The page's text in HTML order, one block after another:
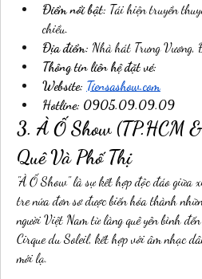
Điểm nổi bật: Tái hiện truyền
chiều.
Địa điểm: Nhà hát Trưng Vương,
Thông tin liên hệ đặt vé:
Website: Tiensashow.com
Hotline: 0905.09.09.09
3. À Ố Show (TP.HCM
Quê Và Phố Thị
"À Ố Show" là sự kết hợp độc đáo giữa
tre nứa đơn sơ được biến hóa thành
người Việt Nam từ làng quê yên bình
Cirque du Soleil, kết hợp với âm nhạc
mới lạ.